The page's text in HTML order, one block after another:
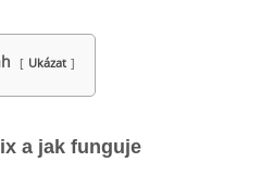
Ukázat
a jak funguje